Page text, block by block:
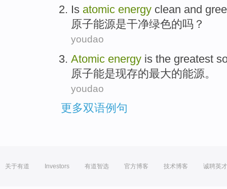
Is atomic energy clean and
原子能源是干净绿色的吗？
youdao
Atomic energy is the greatest
原子能是现存的最大的能源。
youdao
更多双语例句
关于有道 Investors 有道智选 官方博客 技术博客 诚聘英才